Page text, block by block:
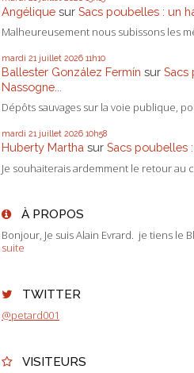
Angélique sur Sacs poubelles : un
Malheureusement nous subissons les
mardi 21 juillet 2026 11h10
Ballester González Fermín sur Sacs
Nassogne...
Dépôts sauvages sur la voie publique,
mardi 21 juillet 2026 10h58
Huberty Martha sur Sacs poubelles
Je souhaiterais ardemment le retour au
À PROPOS
Bonjour, Je suis Alain Evrard. je tiens le
suite
TWITTER
@petard001
VISITEURS